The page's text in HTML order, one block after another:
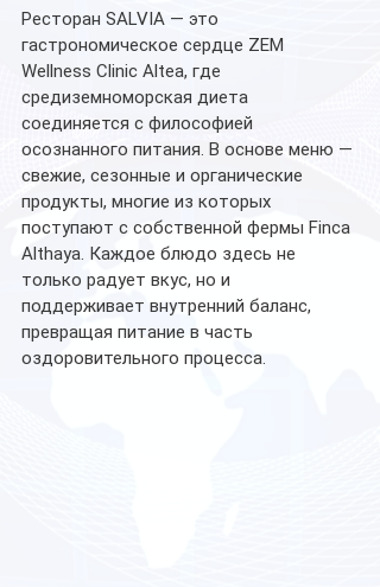
Ресторан SALVIA — это
гастрономическое сердце ZEM
Wellness Clinic Altea, где
средиземноморская диета
соединяется с философией
осознанного питания. В основе меню —
свежие, сезонные и органические
продукты, многие из которых
поступают с собственной фермы Finca
Althaya. Каждое блюдо здесь не
только радует вкус, но и
поддерживает внутренний баланс,
превращая питание в часть
оздоровительного процесса.